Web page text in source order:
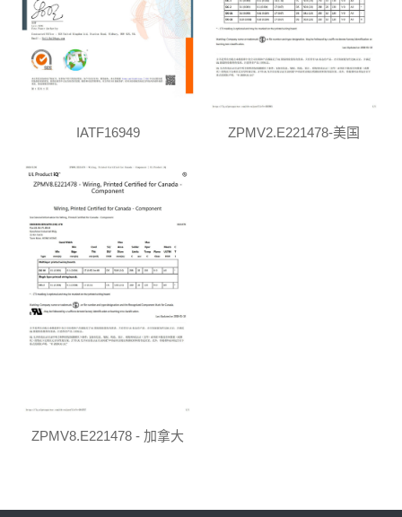
IATF16949 ZPMV2.E221478-美国
ZPMV8.E221478 - 加拿大